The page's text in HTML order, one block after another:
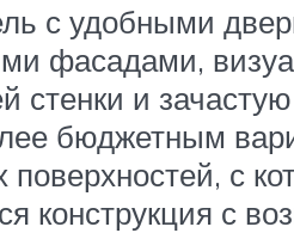
с удобными
фасадами,
стенки и
бюджетным
с
конструкция с